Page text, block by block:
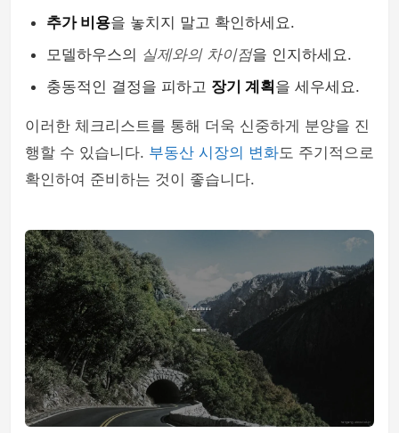
추가 비용을 놓치지 말고 확인하세요.
모델하우스의 실제와의 차이점을 인지하세요.
충동적인 결정을 피하고 장기 계획 을 세우세요.
이러한 체크리스트를 통해 더욱 신중하게 분양을 진
행할 수 있습니다. 부동산 시장의 변화도 주기적으로
확인하여 준비하는 것이 좋습니다.